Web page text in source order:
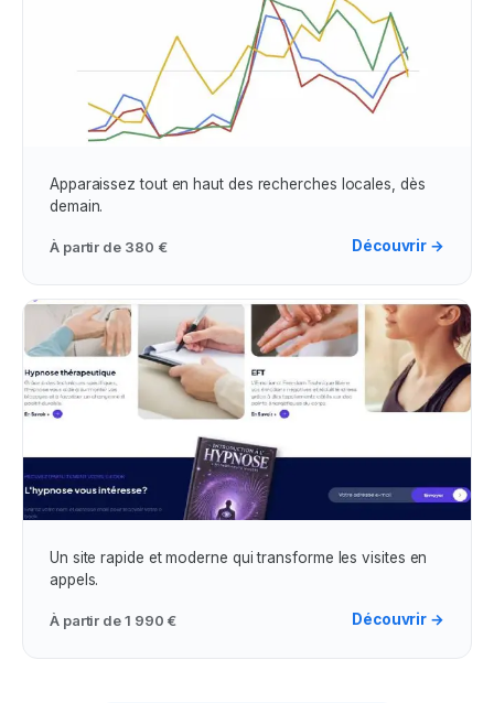
Campagne Google Ads
Apparaissez tout en haut des recherches locales, dès
demain.
À partir de 380 € Découvrir →
Création de Site Web
Un site rapide et moderne qui transforme les visites en
appels.
À partir de1 990 € Découvrir →